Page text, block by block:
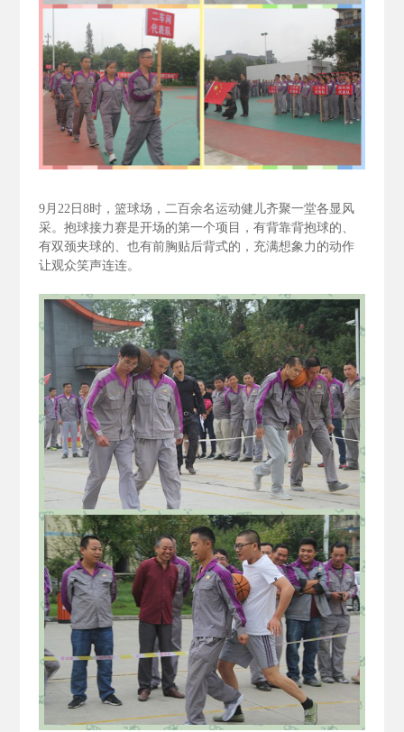
9月22日8时，篮球场，二百余名运动健儿齐聚一堂各显风
采。抱球接力赛是开场的第一个项目，有背靠背抱球的、
有双颈夹球的、也有前胸贴后背式的，充满想象力的动作
让观众笑声连连。